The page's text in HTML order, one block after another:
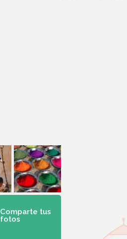
Comparte tus
fotos